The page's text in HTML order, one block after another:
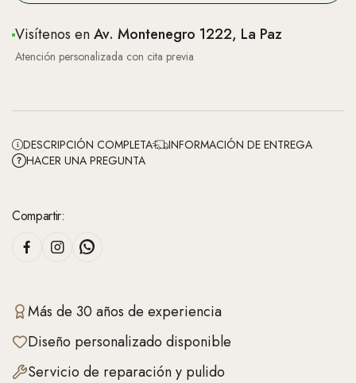
Visítenos enAv. Montenegro 1222, La Paz
Atención personalizada con cita previa
DESCRIPCIÓN COMPLETA
INFORMACIÓN DE ENTREGA
HACER UNA PREGUNTA
Compartir:
Más de 30 años de experiencia
Diseño personalizado disponible
Servicio de reparación y pulido